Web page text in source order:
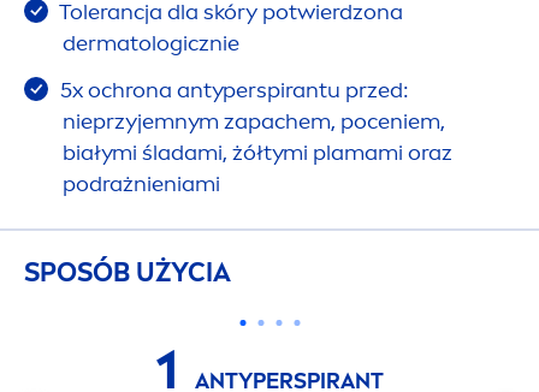
Tolerancja dla skóry potwierdzona
dermatologicznie
5x ochrona antyperspirantu przed:
nieprzyjemnym zapachem, poceniem,
białymi śladami, żółtymi plamami oraz
podrażnieniami
SPOSÓB UŻYCIA
1
ANTYPERSPIRANT